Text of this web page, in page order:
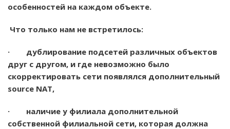
особенностей на каждом объекте.
Что только нам не встретилось:
· дублирование подсетей различных объектов
друг с другом, и где невозможно было
скорректировать сети появлялся дополнительный
source NAT,
· наличие у филиала дополнительной
собственной филиальной сети, которая должна